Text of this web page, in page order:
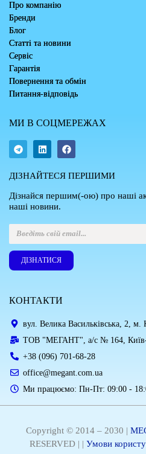
Про компанію
Бренди
Блог
Статті та новини
Сервіс
Гарантія
Повернення та обмін
Питання-відповідь
МИ В СОЦМЕРЕЖАХ
ДІЗНАЙТЕСЯ ПЕРШИМИ
Дізнайся першим(-ою) про наші
наші новини.
ДІЗНАТИСЯ
КОНТАКТИ
вул. Велика Васильківська, 2, м.
ТОВ "МЕГАНТ", а/с № 164, Київ-
+38 (096) 701-68-28
office@megant.com.ua
Ми працюємо: Пн-Пт: 09:00 -
Copyright © 2014 – 2030 |
RESERVED | | Умови